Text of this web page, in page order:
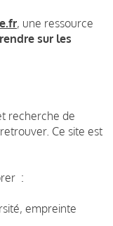
, une ressource
sur les
recherche de
Ce site est
:
empreinte